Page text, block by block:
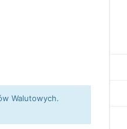
Walutowych.